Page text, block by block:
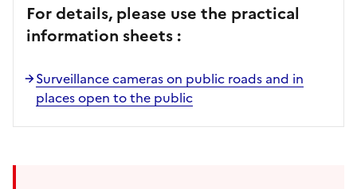
For details, please use the practical
information sheets :
Surveillance cameras on public roads and in
places open to the public